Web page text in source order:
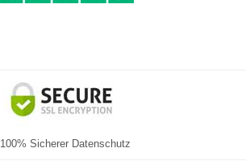
100% Sicherer Datenschutz